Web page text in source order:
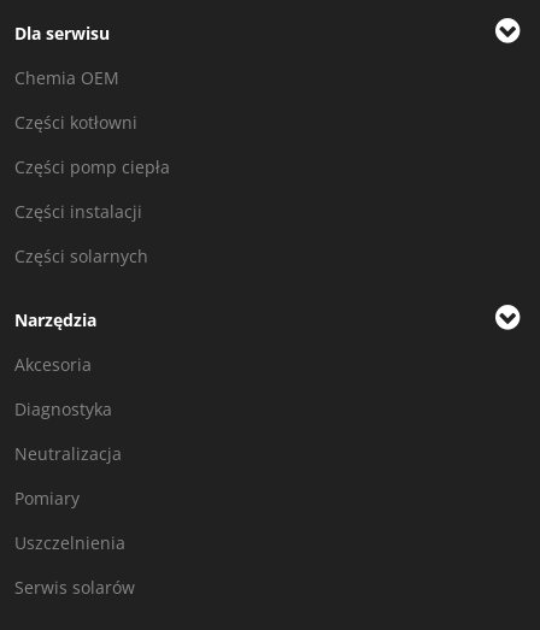
Dla serwisu
Chemia OEM
Części kotłowni
Części pomp ciepła
Części instalacji
Części solarnych
Narzędzia
Akcesoria
Diagnostyka
Neutralizacja
Pomiary
Uszczelnienia
Serwis solarów